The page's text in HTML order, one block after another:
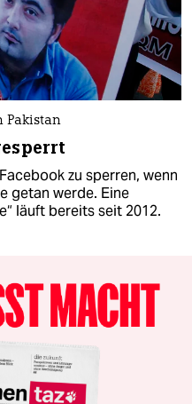
Pakistan
zu sperren, wenn
getan werde. Eine
läuft bereits seit 2012.